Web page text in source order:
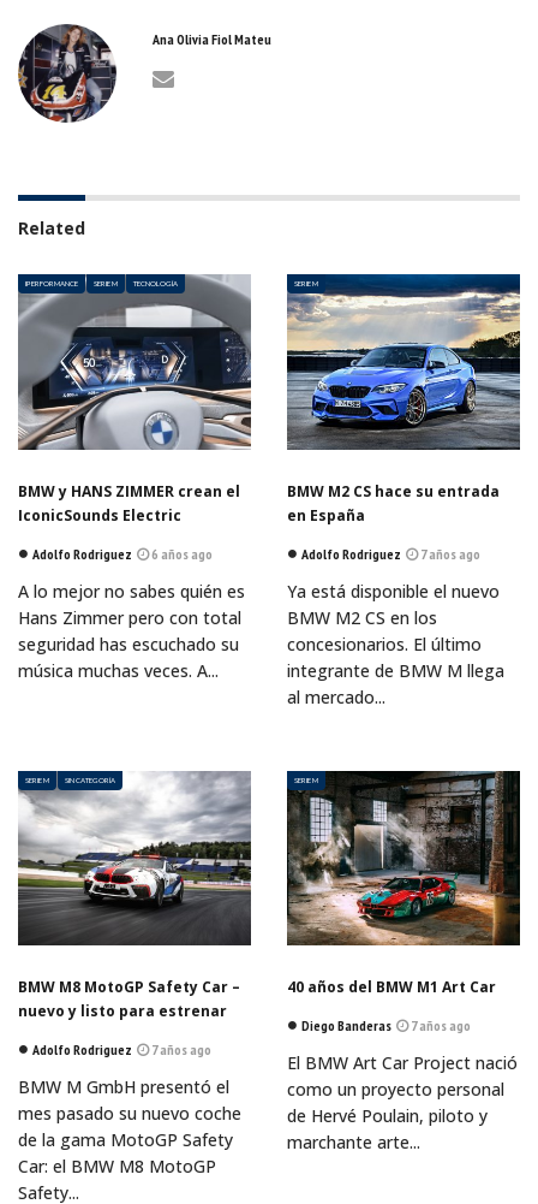
Ana Olivia Fiol Mateu
Related
IPERFORMANCE SERIE M TECNOLOGÍA
BMW y HANS ZIMMER crean el
IconicSounds Electric
Adolfo Rodriguez 6 años ago
A lo mejor no sabes quién es
Hans Zimmer pero con total
seguridad has escuchado su
música muchas veces. A...
SERIE M
BMW M2 CS hace su entrada
en España
Adolfo Rodriguez 7 años ago
Ya está disponible el nuevo
BMW M2 CS en los
concesionarios. El último
integrante de BMW M llega
al mercado...
SERIE M SIN CATEGORÍA
BMW M8 MotoGP Safety Car –
nuevo y listo para estrenar
Adolfo Rodriguez 7 años ago
BMW M GmbH presentó el
mes pasado su nuevo coche
de la gama MotoGP Safety
Car: el BMW M8 MotoGP
Safety...
SERIE M
40 años del BMW M1 Art Car
Diego Banderas 7 años ago
El BMW Art Car Project nació
como un proyecto personal
de Hervé Poulain, piloto y
marchante arte...